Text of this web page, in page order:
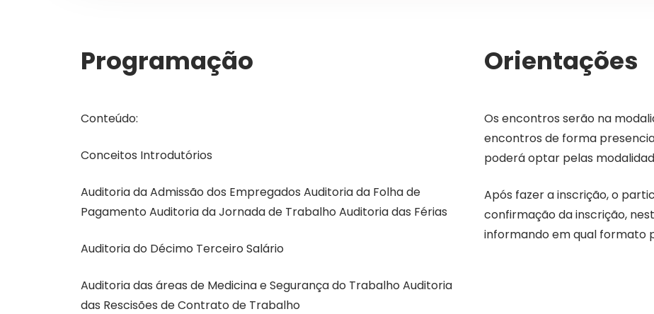
Programação
Conteúdo:
Conceitos Introdutórios
Auditoria da Admissão dos Empregados Auditoria da Folha de
Pagamento Auditoria da Jornada de Trabalho Auditoria das Férias
Auditoria do Décimo Terceiro Salário
Auditoria das áreas de Medicina e Segurança do Trabalho Auditoria
das Rescisões de Contrato de Trabalho
Orientações
Os encontros serão na
encontros de forma
poderá optar pelas
Após fazer a inscrição, o
confirmação da inscrição,
informando em qual formato